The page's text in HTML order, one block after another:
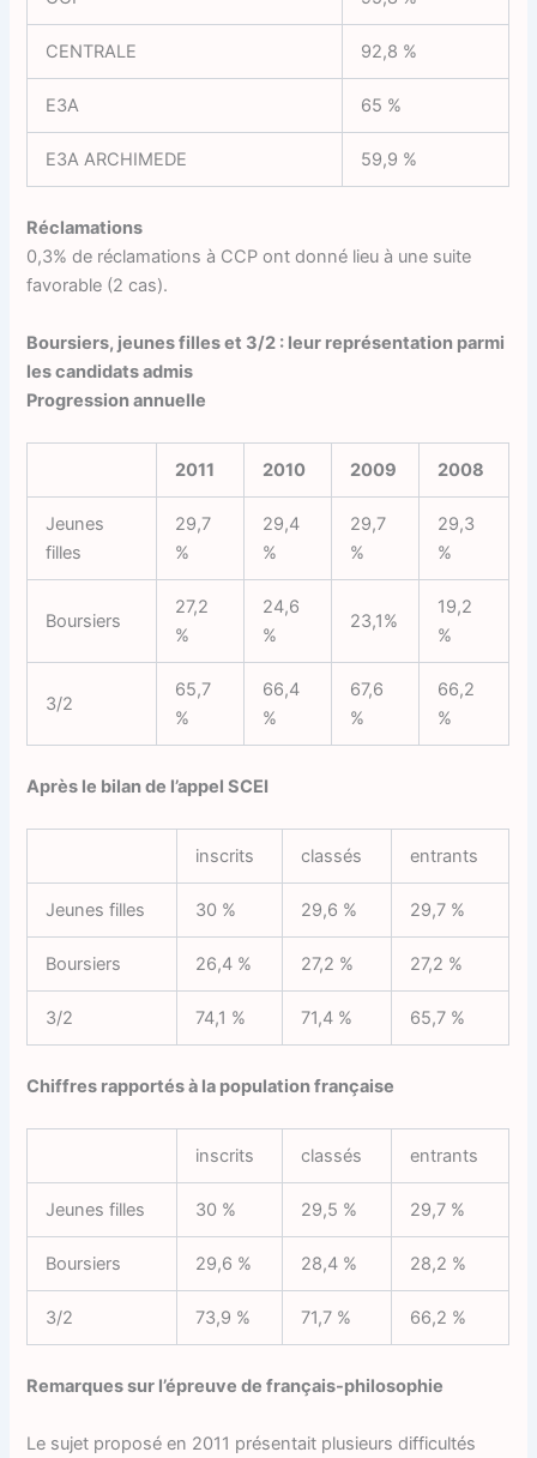
CENTRALE 92,8 %
E3A 65 %
E3A ARCHIMEDE 59,9 %
Réclamations
0,3% de réclamations à CCP ont donné lieu à une suite
favorable (2 cas).
Boursiers, jeunes filles et 3/2 : leur représentation parmi
les candidats admis
Progression annuelle
2011 2010 2009 2008
Jeunes
filles
29,7
%
29,4
%
29,7
%
29,3
%
Boursiers
27,2
%
24,6
%
23,1%
19,2
%
3/2
65,7
%
66,4
%
67,6
%
66,2
%
Après le bilan de l’appel SCEI
inscrits classés entrants
Jeunes filles 30 % 29,6 % 29,7 %
Boursiers 26,4 % 27,2 % 27,2 %
3/2 74,1 % 71,4 % 65,7 %
Chiffres rapportés à la population française
inscrits classés entrants
Jeunes filles 30 % 29,5 % 29,7 %
Boursiers 29,6 % 28,4 % 28,2 %
3/2 73,9 % 71,7 % 66,2 %
Remarques sur l’épreuve de français-philosophie
Le sujet proposé en 2011 présentait plusieurs difficultés